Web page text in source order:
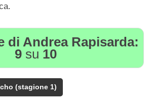
di Andrea Rapisarda:
9su 10
(stagione 1)